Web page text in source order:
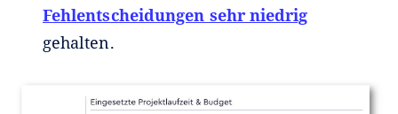
Fehlentscheidungen sehr niedrig
gehalten.